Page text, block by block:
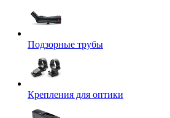
Подзорные трубы
Крепления для оптики